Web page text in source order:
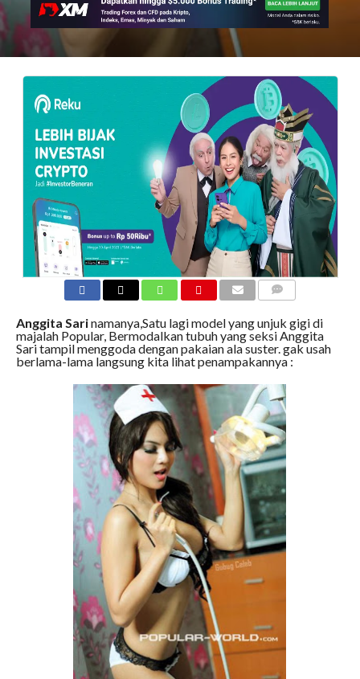
Anggita Sarinamanya,Satu lagi model yang unjuk gigi di
majalah Popular, Bermodalkan tubuh yang seksi Anggita
Sari tampil menggoda dengan pakaian ala suster. gak usah
berlama-lama langsung kita lihat penampakannya :